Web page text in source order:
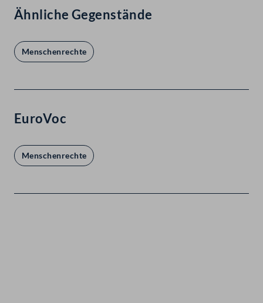
Ähnliche Gegenstände
Menschenrechte
EuroVoc
Menschenrechte